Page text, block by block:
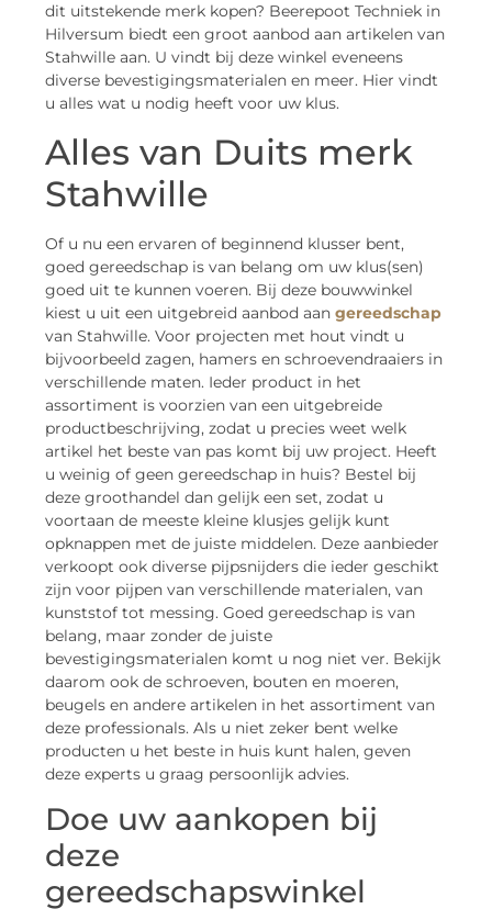
dit uitstekende merk kopen? Beerepoot Techniek in
Hilversum biedt een groot aanbod aan artikelen van
Stahwille aan. U vindt bij deze winkel eveneens
diverse bevestigingsmaterialen en meer. Hier vindt
u alles wat u nodig heeft voor uw klus.
Alles van Duits merk
Stahwille
Of u nu een ervaren of beginnend klusser bent,
goed gereedschap is van belang om uw klus(sen)
goed uit te kunnen voeren. Bij deze bouwwinkel
kiest u uit een uitgebreid aanbod aan gereedschap
van Stahwille. Voor projecten met hout vindt u
bijvoorbeeld zagen, hamers en schroevendraaiers in
verschillende maten. Ieder product in het
assortiment is voorzien van een uitgebreide
productbeschrijving, zodat u precies weet welk
artikel het beste van pas komt bij uw project. Heeft
u weinig of geen gereedschap in huis? Bestel bij
deze groothandel dan gelijk een set, zodat u
voortaan de meeste kleine klusjes gelijk kunt
opknappen met de juiste middelen. Deze aanbieder
verkoopt ook diverse pijpsnijders die ieder geschikt
zijn voor pijpen van verschillende materialen, van
kunststof tot messing. Goed gereedschap is van
belang, maar zonder de juiste
bevestigingsmaterialen komt u nog niet ver. Bekijk
daarom ook de schroeven, bouten en moeren,
beugels en andere artikelen in het assortiment van
deze professionals. Als u niet zeker bent welke
producten u het beste in huis kunt halen, geven
deze experts u graag persoonlijk advies.
Doe uw aankopen bij
deze
gereedschapswinkel